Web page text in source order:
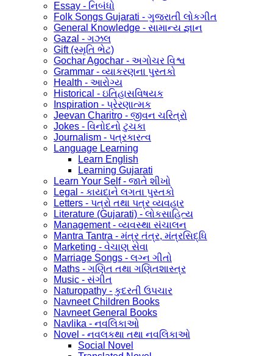
Essay - નિબંધો
Folk Songs Gujarati - ગુજરાતી લોકગીત
General Knowledge - સામાન્ય જ્ઞાન
Gazal - ગઝલ
Gift (સ્મૃતિ ભેટ)
Gochar Agochar - અગોચર વિશ્વ
Grammar - વ્યાકરણના પુસ્તકો
Health - આરોગ્ય
Historical - ઇતિહાસવિષયક
Inspiration - પ્રેરણાત્મક
Jeevan Charitro - જીવન ચરિત્રો
Jokes - વિનોદનો ટુચકા
Journalism - પત્રકારત્વ
Language Learning
Learn English
Learning Gujarati
Learn Your Self - જાતે શીખો
Legal - કાયદાને લગતા પુસ્તકો
Letters - પત્રો તથા પત્ર વ્યવહાર
Literature (Gujarati) - લોકસાહિત્ય
Management - વ્યવસ્થા સંચાલન
Mantra Tantra - મંત્ર તંત્ર, મંત્રસિદ્ધિ
Marketing - વેચાણ સેવા
Marriage Songs - લગ્ન ગીતો
Maths - ગણિત તથા ગણિતશાસ્ત્ર
Music - સંગીત
Naturopathy - કુદરતી ઉપચાર
Navneet Children Books
Navneet General Books
Navlika - નવલિકાઓ
Novel - નવલકથા તથા નવલિકાઓ
Social Novel